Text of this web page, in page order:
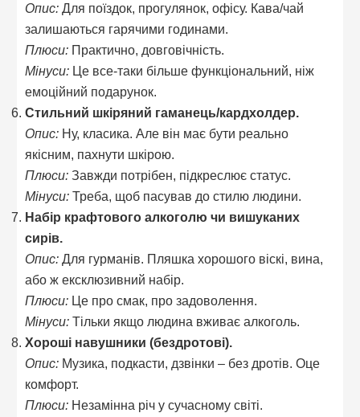
Опис: Для поїздок, прогулянок, офісу. Кава/чай
залишаються гарячими годинами.
Плюси: Практично, довговічність.
Мінуси: Це все-таки більше функціональний, ніж
емоційний подарунок.
Стильний шкіряний гаманець/кардхолдер.
Опис: Ну, класика. Але він має бути реально
якісним, пахнути шкірою.
Плюси: Завжди потрібен, підкреслює статус.
Мінуси: Треба, щоб пасував до стилю людини.
Набір крафтового алкоголю чи вишуканих
сирів.
Опис: Для гурманів. Пляшка хорошого віскі, вина,
або ж ексклюзивний набір.
Плюси: Це про смак, про задоволення.
Мінуси: Тільки якщо людина вживає алкоголь.
Хороші навушники (бездротові).
Опис: Музика, подкасти, дзвінки – без дротів. Оце
комфорт.
Плюси: Незамінна річ у сучасному світі.